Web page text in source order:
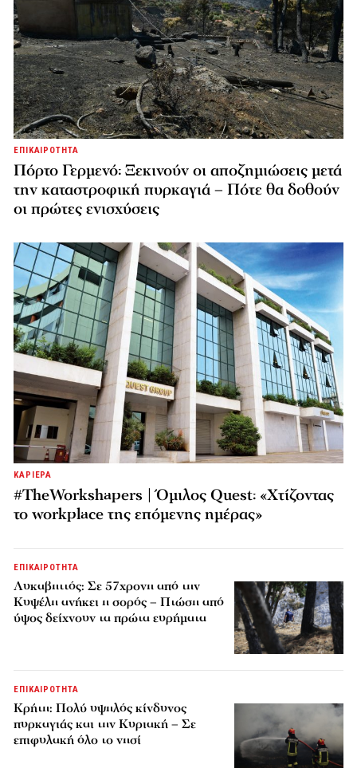
ΕΠΙΚΑΙΡΟΤΗΤΑ
Πόρτο Γερμενό: Ξεκινούν οι αποζημιώσεις μετά
την καταστροφική πυρκαγιά – Πότε θα δοθούν
οι πρώτες ενισχύσεις
ΚΑΡΙΕΡΑ
#TheWorkshapers | Όμιλος Quest: «Χτίζοντας
το workplace της επόμενης ημέρας»
ΕΠΙΚΑΙΡΟΤΗΤΑ
Λυκαβηττός: Σε 57χρονη από την
Κυψέλη ανήκει η σορός – Πτώση από
ύψος δείχνουν τα πρώτα ευρήματα
ΕΠΙΚΑΙΡΟΤΗΤΑ
Κρήτη: Πολύ υψηλός κίνδυνος
πυρκαγιάς και την Κυριακή – Σε
επιφυλακή όλο το νησί